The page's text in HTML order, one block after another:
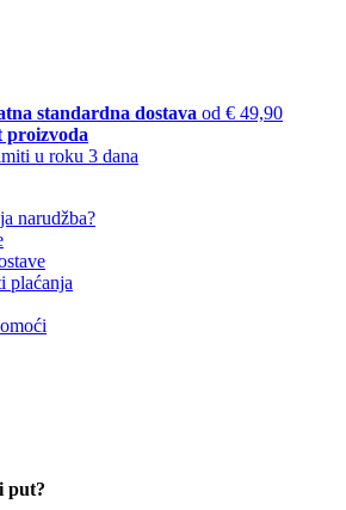
standardna dostava od € 49,90
proizvoda
u roku 3 dana
narudžba?
plaćanja
put?